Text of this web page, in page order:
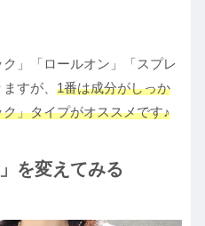
」「ロールオン」「スプレ
すが、 1番は成分がしっか
」タイプがオススメです♪
を変えてみる